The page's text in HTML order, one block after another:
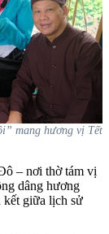
mang hương vị Tết
– nơi thờ tám vị
dâng hương
kết giữa lịch sử